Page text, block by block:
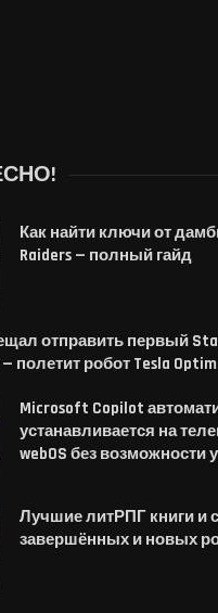
Как найти ключи от
Raiders — полный гайд
отправить первый
полетит робот Tesla
Microsoft Copilot
устанавливается на
webOS без возможности
Лучшие литРПГ книги и
завершённых и новых